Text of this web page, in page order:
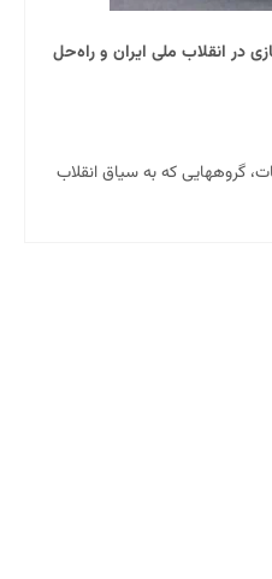
در انقلاب ملی ایران و راه‌حل
گروههایی که به سیاق انقلاب